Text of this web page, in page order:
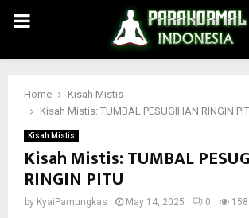
PRIMARY
MENU
Home
Kisah Mistis
Kisah Mistis: TUMBAL PESUGIHAN RINGIN
Kisah Mistis
Kisah Mistis: TUMBAL
RINGIN PITU
by KyaiPamungkas May 14, 2025 0 158